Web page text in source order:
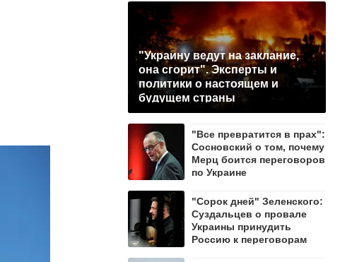
"Украину ведут на заклание,
она сгорит". Эксперты и
политики о настоящем и
будущем страны
"Все превратится в прах":
Сосновский о том, почему
Мерц боится переговоров
по Украине
"Сорок дней" Зеленского:
Суздальцев о провале
Украины принудить
Россию к переговорам